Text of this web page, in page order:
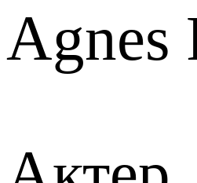
Agnes